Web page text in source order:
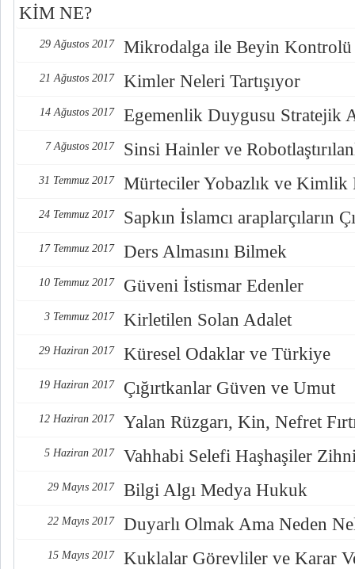
KİM NE?
29 Ağustos 2017 Mikrodalga ile Beyin Kontrolü
21 Ağustos 2017 Kimler Neleri Tartışıyor
14 Ağustos 2017 Egemenlik Duygusu Stratejik
7 Ağustos 2017 Sinsi Hainler ve
31 Temmuz 2017 Mürteciler Yobazlık ve Kimlik
24 Temmuz 2017 Sapkın İslamcı araplarçıların
17 Temmuz 2017 Ders Almasını Bilmek
10 Temmuz 2017 Güveni İstismar Edenler
3 Temmuz 2017 Kirletilen Solan Adalet
29 Haziran 2017 Küresel Odaklar ve Türkiye
19 Haziran 2017 Çığırtkanlar Güven ve Umut
12 Haziran 2017 Yalan Rüzgarı, Kin, Nefret
5 Haziran 2017 Vahhabi Selefi Haşhaşiler
29 Mayıs 2017 Bilgi Algı Medya Hukuk
22 Mayıs 2017 Duyarlı Olmak Ama Neden
15 Mayıs 2017 Kuklalar Görevliler ve Karar